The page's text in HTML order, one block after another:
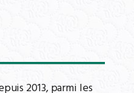
2013, parmi les